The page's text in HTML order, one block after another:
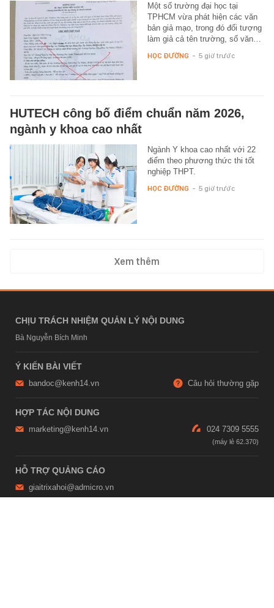
Một số trường đại học tại
TPHCM vừa phát hiện các văn
bản giả mạo, trong đó đối tượng
làm giả cả tên trường, số văn…
HỌC ĐƯỜNG - 5 giờ trước
HUTECH công bố điểm chuẩn năm 2026,
ngành y khoa cao nhất
Ngành Y khoa cao nhất với 22
điểm theo phương thức thi tốt
nghiệp THPT.
HỌC ĐƯỜNG - 5 giờ trước
Xem thêm
CHỊU TRÁCH NHIỆM QUẢN LÝ NỘI DUNG
Bà Nguyễn Bích Minh
Ý KIẾN BÀI VIẾT
bandoc@kenh14.vn Câu hỏi thường gặp
HỢP TÁC NỘI DUNG
marketing@kenh14.vn 024 7309 5555
HỖ TRỢ QUẢNG CÁO
giaitrixahoi@admicro.vn